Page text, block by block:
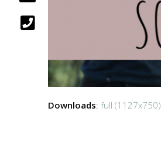
Downloads: full (1127x750)